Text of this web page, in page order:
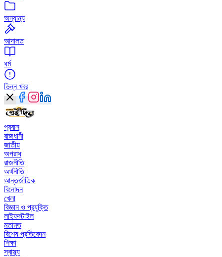
অন্যান্য
আদালত
ধর্ম
ভিন্ন খবর
প্রবাস
রাজধানী
জাতীয়
অপরাধ
রাজনীতি
অর্থনীতি
আন্তর্জাতিক
বিনোদন
খেলা
বিজ্ঞান ও প্রযুক্তি
লাইফস্টাইল
মতামত
বিশেষ প্রতিবেদন
শিক্ষা
স্বাস্থ্য